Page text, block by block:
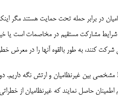
در برابر حمله تحت حمایت هستند مگر
مشارکت مستقیم در مخاصمات است یا
شرکت کنند، به طور بالقوه آنها را در معرض
مشخصی بین غیرنظامیان و ارتش نگه داریم.
حاصل نمایند که غیرنظامیان از